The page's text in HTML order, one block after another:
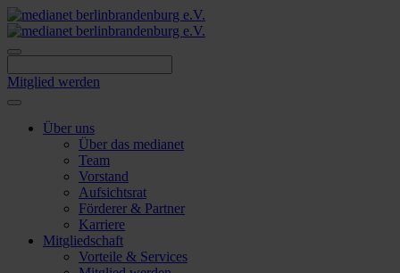
Skip
to
content
Mitglied werden
Über uns
Über das medianet
Team
Vorstand
Aufsichtsrat
Förderer & Partner
Karriere
Mitgliedschaft
Vorteile & Services